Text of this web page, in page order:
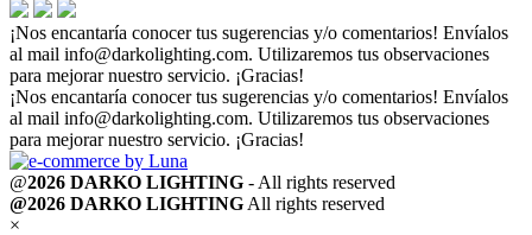
¡Nos encantaría conocer tus sugerencias y/o comentarios! Envíalos
al mail info@darkolighting.com. Utilizaremos tus observaciones
para mejorar nuestro servicio. ¡Gracias!
¡Nos encantaría conocer tus sugerencias y/o comentarios! Envíalos
al mail info@darkolighting.com. Utilizaremos tus observaciones
para mejorar nuestro servicio. ¡Gracias!
@2026 DARKO LIGHTING - All rights reserved
@2026 DARKO LIGHTINGAll rights reserved
×